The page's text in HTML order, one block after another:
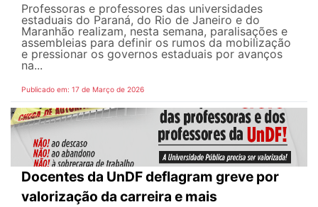
Professoras e professores das universidades
estaduais do Paraná, do Rio de Janeiro e do
Maranhão realizam, nesta semana, paralisações e
assembleias para definir os rumos da mobilização
e pressionar os governos estaduais por avanços
na...
Publicado em: 17 de Março de 2026
Docentes da UnDF deflagram greve por
valorização da carreira e mais